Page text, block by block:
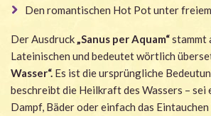
Den romantischen Hot Pot unter
Der Ausdruck „Sanus per Aquam“stammt
Lateinischen und bedeutet wörtlich
Wasser“. Es ist die ursprüngliche
beschreibt die Heilkraft des Wassers – sei
Dampf, Bäder oder einfach das